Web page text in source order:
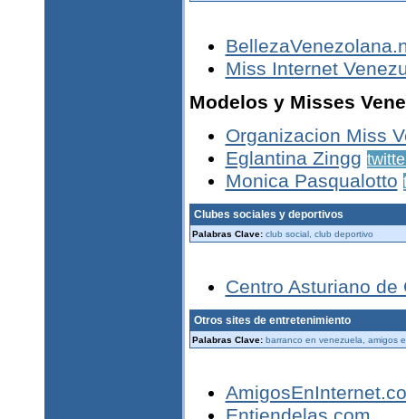
Miss Internet
Modelos y Misses
Organizacion Miss
Eglantina Zingg
Monica Pasqualotto
Clubes sociales y deportivos
Palabras Clave: club social, club deportivo
Centro Asturiano de
Otros sites de entretenimiento
Palabras Clave: barranco en venezuela, amigos